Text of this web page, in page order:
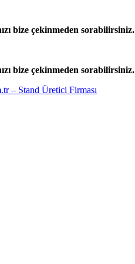
bize çekinmeden sorabilirsiniz.
bize çekinmeden sorabilirsiniz.